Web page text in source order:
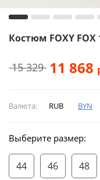
Костюм FOXY
15 329 11 868
Валюта: RUB BYN
Выберите размер:
44 46 48